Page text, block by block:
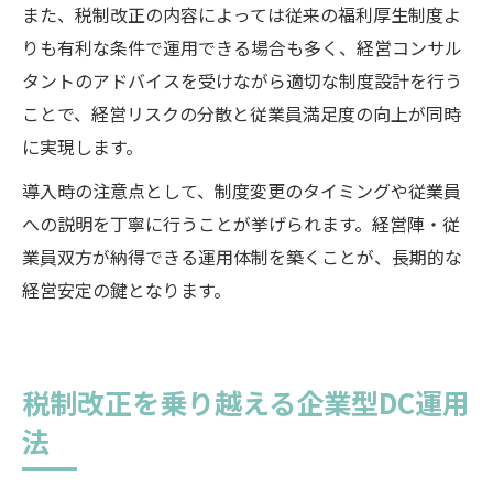
また、税制改正の内容によっては従来の福利厚生制度よ
りも有利な条件で運用できる場合も多く、経営コンサル
タントのアドバイスを受けながら適切な制度設計を行う
ことで、経営リスクの分散と従業員満足度の向上が同時
に実現します。
導入時の注意点として、制度変更のタイミングや従業員
への説明を丁寧に行うことが挙げられます。経営陣・従
業員双方が納得できる運用体制を築くことが、長期的な
経営安定の鍵となります。
税制改正を乗り越える企業型DC運用
法